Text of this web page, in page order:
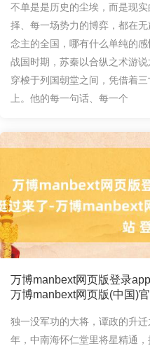
不单是是历史的尘埃，而是现
择、每一场势力的博弈，都在
念主的全国，哪有什么单纯的
战国时期，苏秦以合纵之术游
穿梭于列国朝堂之间，凭借着
上。他的每一句话、每一个
万博manbext网页版登录
万博manbext网页版(中国)
独一没军功的大将，谭政的升
年，中南海怀仁堂里将星精通